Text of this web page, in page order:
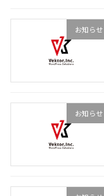
お知らせ
お知らせ